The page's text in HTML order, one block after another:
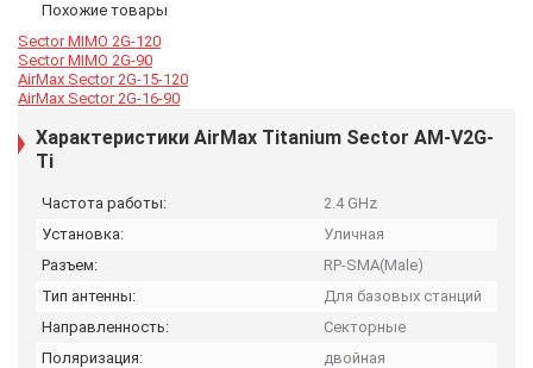
Похожие товары
Sector MIMO 2G-120
Sector MIMO 2G-90
AirMax Sector 2G-15-120
AirMax Sector 2G-16-90
Характеристики AirMax Titanium Sector AM-V2G-
Ti
Частота работы:
2.4 GHz
Установка:
Уличная
Разъем:
RP-SMA(Male)
Тип антенны:
Для базовых станций
Направленность:
Секторные
Поляризация:
двойная